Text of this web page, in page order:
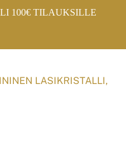
100€ TILAUKSILLE